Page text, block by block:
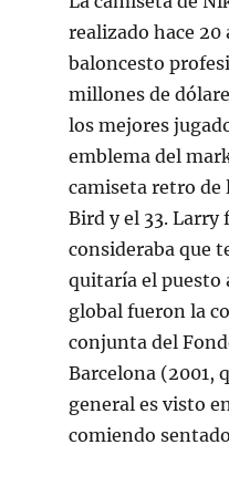
realizado hace 20
baloncesto
millones de
los mejores
emblema del
camiseta retro de
Bird y el 33. Larry
consideraba que
quitaría el puesto
global fueron la
conjunta del
Barcelona (2001,
general es visto
comiendo